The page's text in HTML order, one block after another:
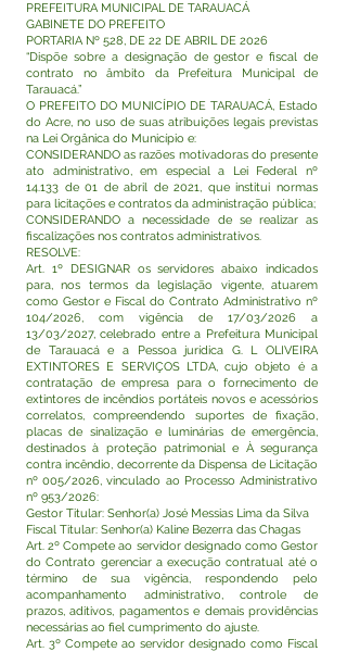
PREFEITURA MUNICIPAL DE TARAUACÁ
GABINETE DO PREFEITO
PORTARIA Nº 528, DE 22 DE ABRIL DE 2026
“Dispõe sobre a designação de gestor e fiscal de
contrato no âmbito da Prefeitura Municipal de
Tarauacá.”
O PREFEITO DO MUNICÍPIO DE TARAUACÁ, Estado
do Acre, no uso de suas atribuições legais previstas
na Lei Orgânica do Município e:
CONSIDERANDO as razões motivadoras do presente
ato administrativo, em especial a Lei Federal nº
14.133 de 01 de abril de 2021, que institui normas
para licitações e contratos da administração pública;
CONSIDERANDO a necessidade de se realizar as
fiscalizações nos contratos administrativos.
RESOLVE:
Art. 1º DESIGNAR os servidores abaixo indicados
para, nos termos da legislação vigente, atuarem
como Gestor e Fiscal do Contrato Administrativo nº
104/2026, com vigência de 17/03/2026 a
13/03/2027, celebrado entre a Prefeitura Municipal
de Tarauacá e a Pessoa jurídica G. L OLIVEIRA
EXTINTORES E SERVIÇOS LTDA, cujo objeto é a
contratação de empresa para o fornecimento de
extintores de incêndios portáteis novos e acessórios
correlatos, compreendendo suportes de fixação,
placas de sinalização e luminárias de emergência,
destinados à proteção patrimonial e À segurança
contra incêndio, decorrente da Dispensa de Licitação
nº 005/2026, vinculado ao Processo Administrativo
nº 953/2026:
Gestor Titular: Senhor(a) José Messias Lima da Silva
Fiscal Titular: Senhor(a) Kaline Bezerra das Chagas
Art. 2º Compete ao servidor designado como Gestor
do Contrato gerenciar a execução contratual até o
término de sua vigência, respondendo pelo
acompanhamento administrativo, controle de
prazos, aditivos, pagamentos e demais providências
necessárias ao fiel cumprimento do ajuste.
Art. 3º Compete ao servidor designado como Fiscal